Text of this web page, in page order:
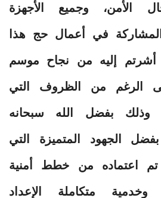
الأمن، وجميع الأجهزة
المشاركة في أعمال حج هذا
وما أشرتم إليه من نجاح موسم
الرغم من الظروف التي
وذلك بفضل الله سبحانه
الجهود المتميزة التي
تم اعتماده من خطط أمنية
وخدمية متكاملة الإعداد